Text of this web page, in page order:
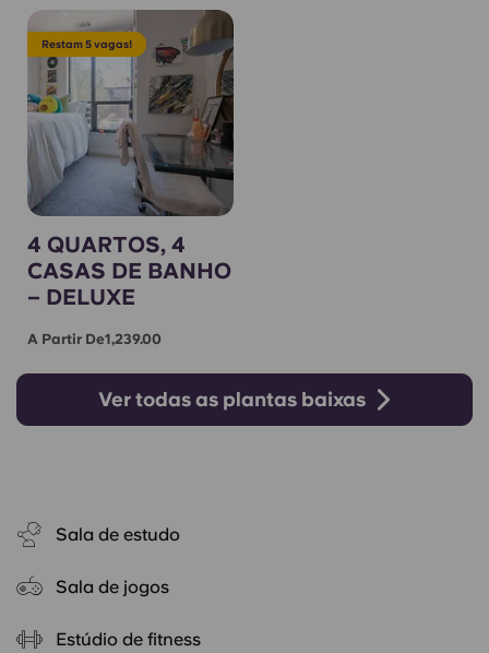
Restam 5 vagas!
4 QUARTOS, 4
CASAS DE BANHO
– DELUXE
A Partir De1,239.00
Ver todas as plantas baixas
Sala de estudo
Sala de jogos
Estúdio de fitness